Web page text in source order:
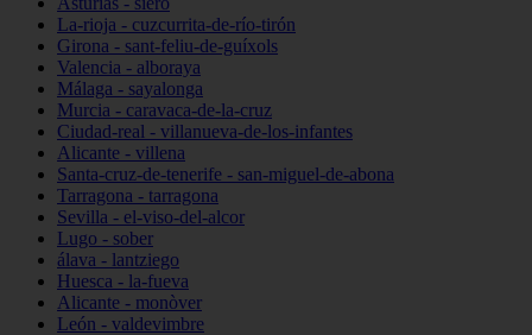
La-rioja - cuzcurrita-de-río-tirón
Girona - sant-feliu-de-guíxols
Valencia - alboraya
Málaga - sayalonga
Murcia - caravaca-de-la-cruz
Ciudad-real - villanueva-de-los-infantes
Alicante - villena
Santa-cruz-de-tenerife - san-miguel-de-abona
Tarragona - tarragona
Sevilla - el-viso-del-alcor
Lugo - sober
álava - lantziego
Huesca - la-fueva
Alicante - monòver
León - valdevimbre